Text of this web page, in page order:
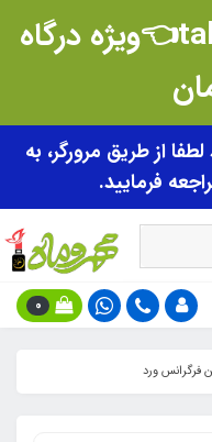
کد تخفیف takhfif0505👈ویژه درگاه
از طریق مرورگر، به
0
فرگرانس ورد